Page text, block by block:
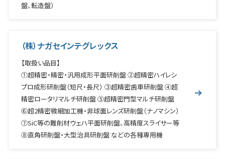
盤、転造盤）
（株）ナガセインテグレックス
【取扱い品目】
①超精密・精密・汎用成形平面研削盤 ②超精密ハイレシ
プロ成形研削盤（短尺・長尺） ③超精密歯車研削盤 ④超
精密ロータリマルチ研削盤 ⑤超精密門型マルチ研削盤
⑥超2精密微細加工機・非球面レンズ研削盤（ナノマシン）
⑦SiC等の難削材ウェハ平面研削盤、高精度スライサー等
⑧直角研削盤・大型治具研削盤 などの各種専用機